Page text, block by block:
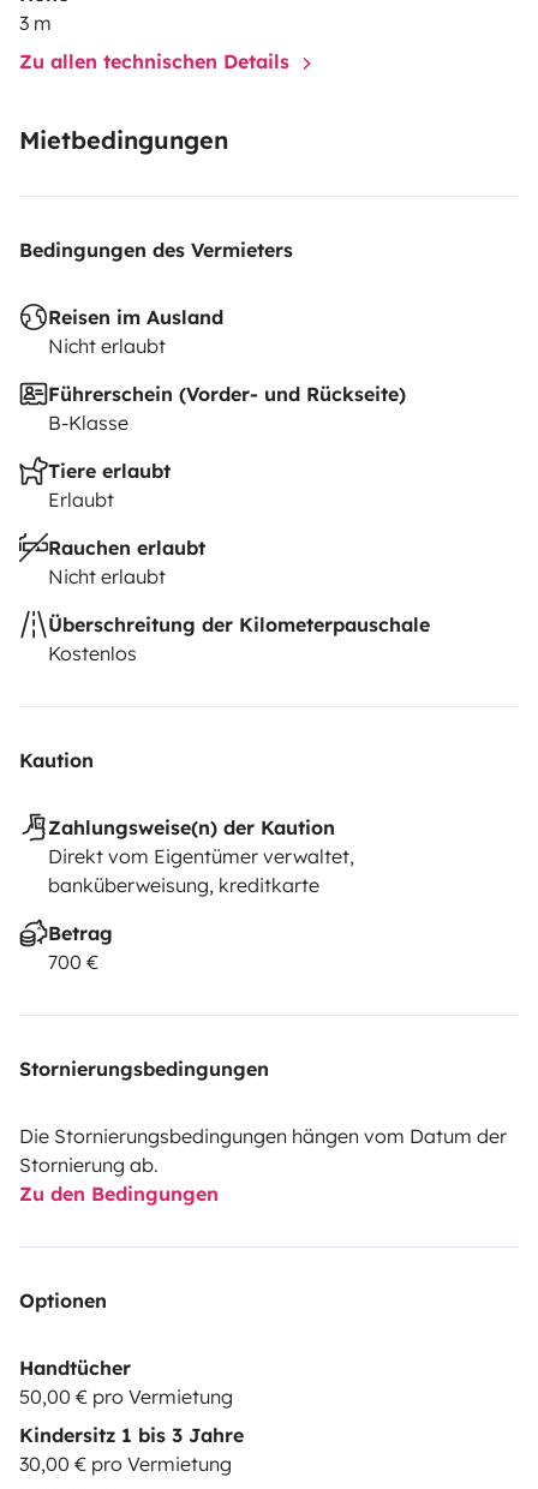
3 m
Zu allen technischen Details
Mietbedingungen
Bedingungen des Vermieters
Reisen im Ausland
Nicht erlaubt
Führerschein (Vorder- und Rückseite)
B-Klasse
Tiere erlaubt
Erlaubt
Rauchen erlaubt
Nicht erlaubt
Überschreitung der Kilometerpauschale
Kostenlos
Kaution
Zahlungsweise(n) der Kaution
Direkt vom Eigentümer verwaltet,
banküberweisung, kreditkarte
Betrag
700 €
Stornierungsbedingungen
Die Stornierungsbedingungen hängen vom Datum der
Stornierung ab.
Zu den Bedingungen
Optionen
Handtücher
50,00 € pro Vermietung
Kindersitz 1 bis 3 Jahre
30,00 € pro Vermietung